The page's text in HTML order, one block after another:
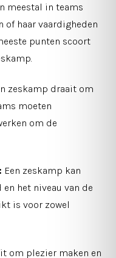
meestal in teams
haar vaardigheden
punten scoort
zeskamp draait om
moeten
om de
Een zeskamp kan
het niveau van de
is voor zowel
om plezier maken en